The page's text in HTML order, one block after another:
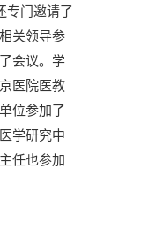
专门邀请了
关领导参
会议。学
医院医教
位参加了
学研究中
任也参加